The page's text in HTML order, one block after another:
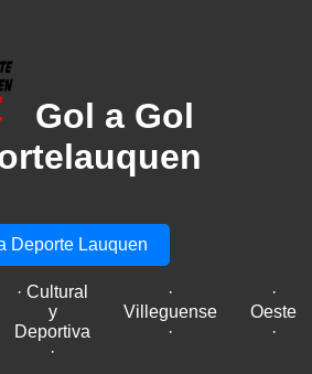
Gol a Gol
Deporte Lauquen
· Cultural
y
Deportiva
·
·
Villeguense
·
·
Oeste
·